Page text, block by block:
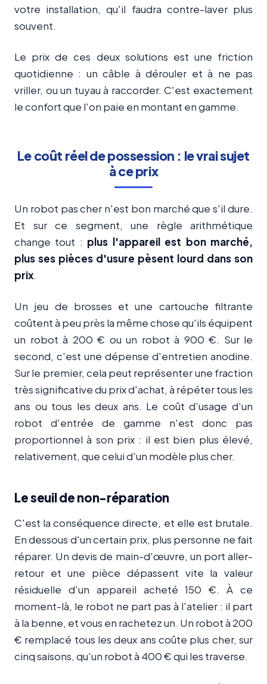
votre installation, qu'il faudra contre-laver plus
souvent.
Le prix de ces deux solutions est une friction
quotidienne : un câble à dérouler et à ne pas
vriller, ou un tuyau à raccorder. C'est exactement
le confort que l'on paie en montant en gamme.
Le coût réel de possession : le vrai sujet
à ce prix
Un robot pas cher n'est bon marché que s'il dure.
Et sur ce segment, une règle arithmétique
change tout : plus l'appareil est bon marché,
plus ses pièces d'usure pèsent lourd dans son
prix.
Un jeu de brosses et une cartouche filtrante
coûtent à peu près la même chose qu'ils équipent
un robot à 200 € ou un robot à 900 €. Sur le
second, c'est une dépense d'entretien anodine.
Sur le premier, cela peut représenter une fraction
très significative du prix d'achat, à répéter tous les
ans ou tous les deux ans. Le coût d'usage d'un
robot d'entrée de gamme n'est donc pas
proportionnel à son prix : il est bien plus élevé,
relativement, que celui d'un modèle plus cher.
Le seuil de non-réparation
C'est la conséquence directe, et elle est brutale.
En dessous d'un certain prix, plus personne ne fait
réparer. Un devis de main-d'œuvre, un port aller-
retour et une pièce dépassent vite la valeur
résiduelle d'un appareil acheté 150 €. À ce
moment-là, le robot ne part pas à l'atelier : il part
à la benne, et vous en rachetez un. Un robot à 200
€ remplacé tous les deux ans coûte plus cher, sur
cinq saisons, qu'un robot à 400 € qui les traverse.